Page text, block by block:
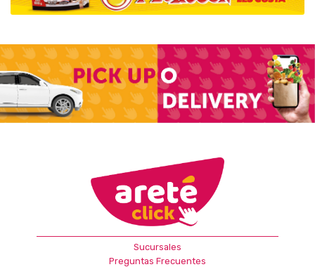
Sucursales
Preguntas Frecuentes